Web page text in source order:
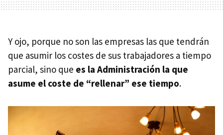
Y ojo, porque no son las empresas las que tendrán
que asumir los costes de sus trabajadores a tiempo
parcial, sino que es la Administración la que
asume el coste de “rellenar” ese tiempo.